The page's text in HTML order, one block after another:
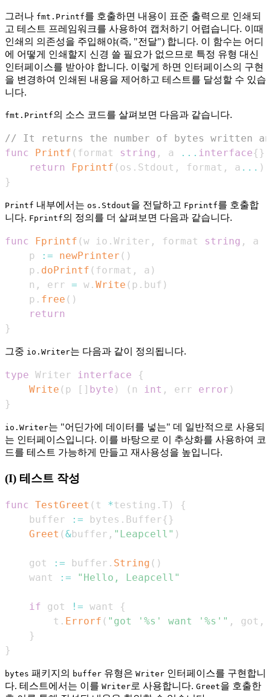
그러나 fmt.Printf를 호출하면 내용이 표준 출력으로 인쇄되
고 테스트 프레임워크를 사용하여 캡처하기 어렵습니다. 이때
인쇄의 의존성을 주입해야(즉, "전달") 합니다. 이 함수는 어디
에 어떻게 인쇄할지 신경 쓸 필요가 없으므로 특정 유형 대신
인터페이스를 받아야 합니다. 이렇게 하면 인터페이스의 구현
을 변경하여 인쇄된 내용을 제어하고 테스트를 달성할 수 있습
니다.
fmt.Printf의 소스 코드를 살펴보면 다음과 같습니다.
// It returns the number of bytes written
func
Printf ( format string , a ... interface{ }
return
Fprintf ( os . Stdout , format , a ... )
}
Printf 내부에서는 os.Stdout을 전달하고 Fprintf를 호출합
니다. Fprintf의 정의를 더 살펴보면 다음과 같습니다.
func Fprintf (w io . Writer , format string , a
    p
:= newPrinter ( )
    p
. doPrintf ( format , a )
    n
, err = w . Write ( p . buf )
    p
. free ( )
return
}
그중 io.Writer는 다음과 같이 정의됩니다.
type Writer interface
{
Write ( p [ ] byte ) ( n int , err error )
}
io.Writer는 "어딘가에 데이터를 넣는" 데 일반적으로 사용되
는 인터페이스입니다. 이를 바탕으로 이 추상화를 사용하여 코
드를 테스트 가능하게 만들고 재사용성을 높입니다.
(I) 테스트 작성
func TestGreet ( t *testing . T )
{
    buffer
:= bytes . Buffer{ }
Greet (&buffer , "Leapcell" )
    got
:= buffer . String ( )
    want
:= "Hello, Leapcell"
if got != want
{
        t
. Errorf ( "got '%s' want '%s'" , got ,
}
}
bytes 패키지의 buffer 유형은 Writer 인터페이스를 구현합니
다. 테스트에서는 이를 Writer로 사용합니다. Greet을 호출한